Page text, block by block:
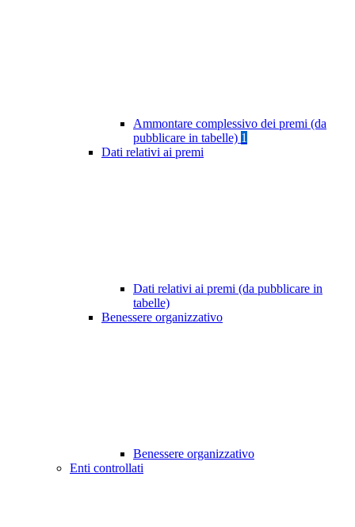
Ammontare complessivo dei premi (da
pubblicare in tabelle) 1
Dati relativi ai premi
Dati relativi ai premi (da pubblicare in
tabelle)
Benessere organizzativo
Benessere organizzativo
Enti controllati